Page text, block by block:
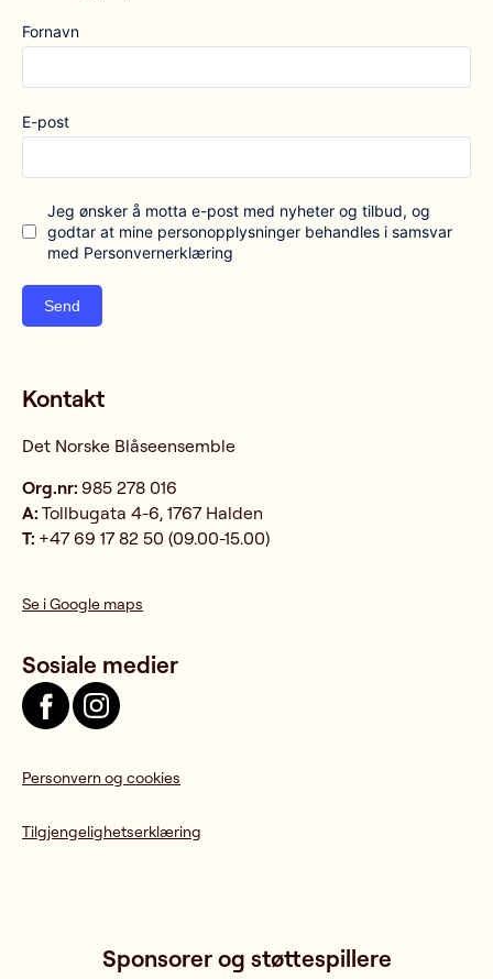
Fornavn
E-post
Jeg ønsker å motta e-post med nyheter og tilbud, og
godtar at mine personopplysninger behandles i samsvar
med Personvernerklæring
Send
Kontakt
Det Norske Blåseensemble
Org.nr: 985 278 016
A: Tollbugata 4-6, 1767 Halden
T: +47 69 17 82 50 (09.00-15.00)
Se i Google maps
Sosiale medier
Personvern og cookies
Tilgjengelighetserklæring
Sponsorer og støttespillere